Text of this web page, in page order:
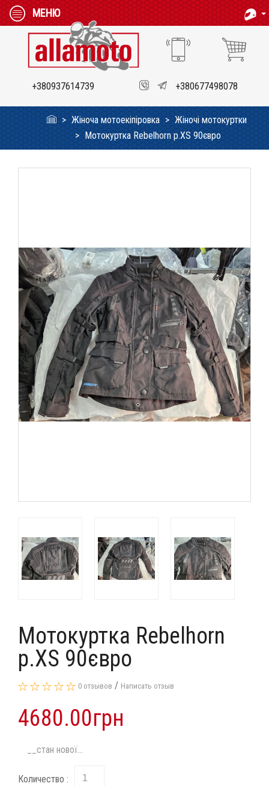
МЕНЮ
+380937614739 +380677498078
Жіноча мотоекіпіровка
Жіночі мотокуртки
Мотокуртка Rebelhorn p.XS 90євро
Мотокуртка Rebelhorn
p.XS 90євро
0 отзывов / Написать отзыв
4680.00грн
__стан нової...
Количество :